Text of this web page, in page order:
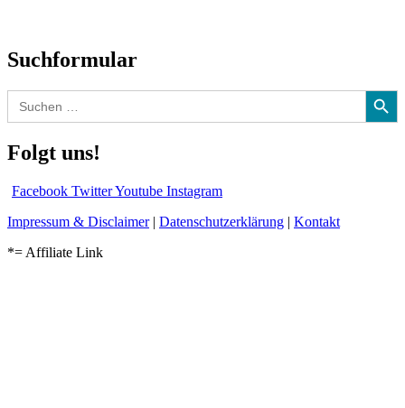
Suchformular
Search
for:
Search Button
Folgt uns!
Facebook TwitterYoutube Instagram
Impressum & Disclaimer| Datenschutzerklärung | Kontakt
*= Affiliate Link